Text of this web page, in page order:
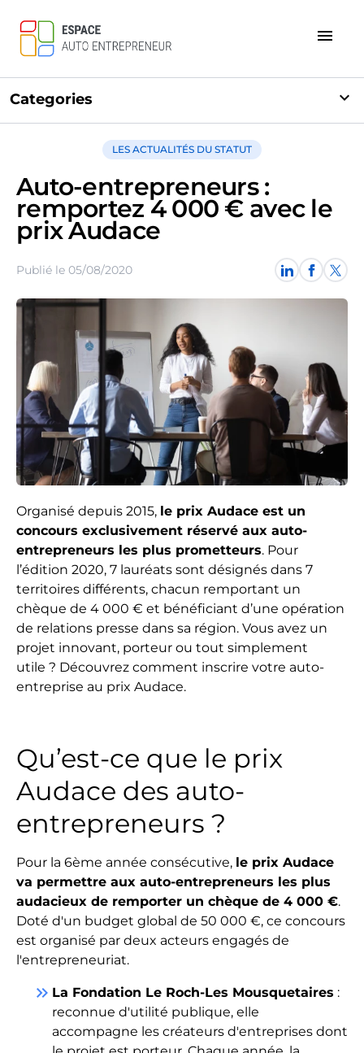
menu
Categories expand_more
LES ACTUALITÉS DU STATUT
Auto-entrepreneurs :
remportez 4 000 € avec le
prix Audace
Publié le 05/08/2020
Organisé depuis 2015, le prix Audace est un
concours exclusivement réservé aux auto-
entrepreneurs les plus prometteurs. Pour
l’édition 2020, 7 lauréats sont désignés dans 7
territoires différents, chacun remportant un
chèque de 4 000 € et bénéficiant d’une opération
de relations presse dans sa région. Vous avez un
projet innovant, porteur ou tout simplement
utile ? Découvrez comment inscrire votre auto-
entreprise au prix Audace.
Qu’est-ce que le prix
Audace des auto-
entrepreneurs ?
Pour la 6ème année consécutive, le prix Audace
va permettre aux auto-entrepreneurs les plus
audacieux de remporter un chèque de 4 000 €.
Doté d'un budget global de 50 000 €, ce concours
est organisé par deux acteurs engagés de
l'entrepreneuriat.
keyboard_double_arrow_right La Fondation Le Roch-Les Mousquetaires :
reconnue d'utilité publique, elle
accompagne les créateurs d'entreprises dont